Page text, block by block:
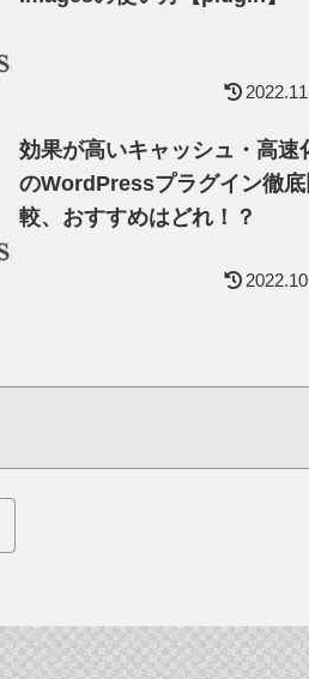
効果が高いキャッシュ・高速
のWordPressプラグイン徹
較、おすすめはどれ！？